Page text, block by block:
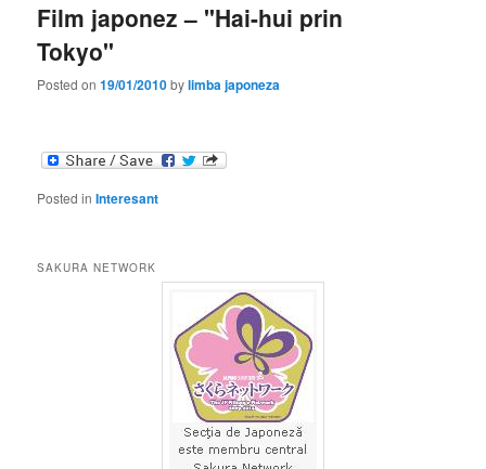
Film japonez – "Hai-hui prin
Tokyo"
Posted on19/01/2010bylimba japoneza
Posted in Interesant
SAKURA NETWORK